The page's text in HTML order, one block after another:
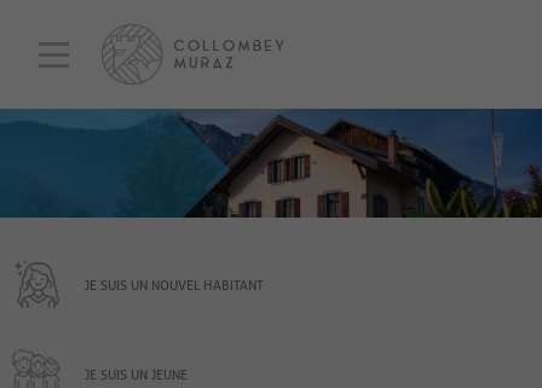
JE SUIS UN NOUVEL HABITANT
JE SUIS UN JEUNE